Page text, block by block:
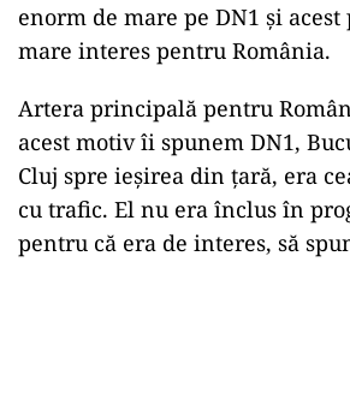
enorm de mare pe DN1 și
mare interes pentru România.
Artera principală pentru
acest motiv îi spunem DN1,
Cluj spre ieșirea din țară, era
cu trafic. El nu era înclus în
pentru că era de interes, să